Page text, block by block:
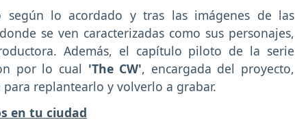
lo acordado y tras las imágenes de las
se ven caracterizadas como sus personajes,
Además, el capítulo piloto de la serie
por lo cual 'The CW', encargada del proyecto,
replantearlo y volverlo a grabar.
en tu ciudad